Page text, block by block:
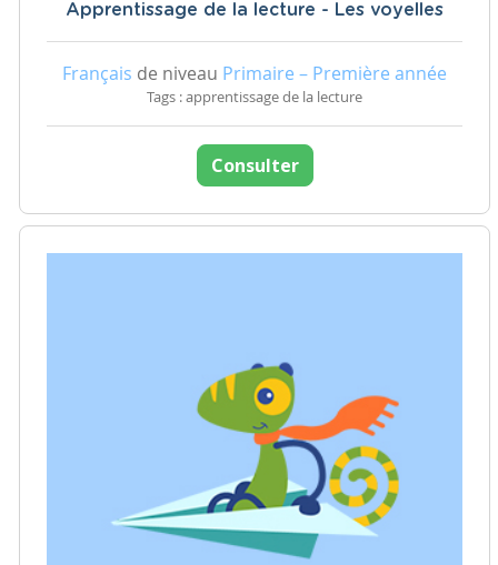
Apprentissage de la lecture - Les voyelles
Français de niveau Primaire – Première année
Tags : apprentissage de la lecture
Consulter